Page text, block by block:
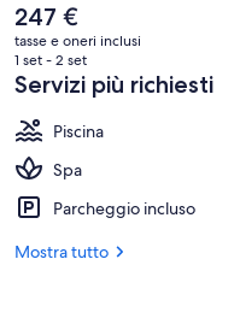
Il
prezzo
attuale
è
247 €
247 €
tasse e oneri inclusi
1 set - 2 set
Servizi più richiesti
Piscina
Spa
Parcheggio incluso
Mostra tutto